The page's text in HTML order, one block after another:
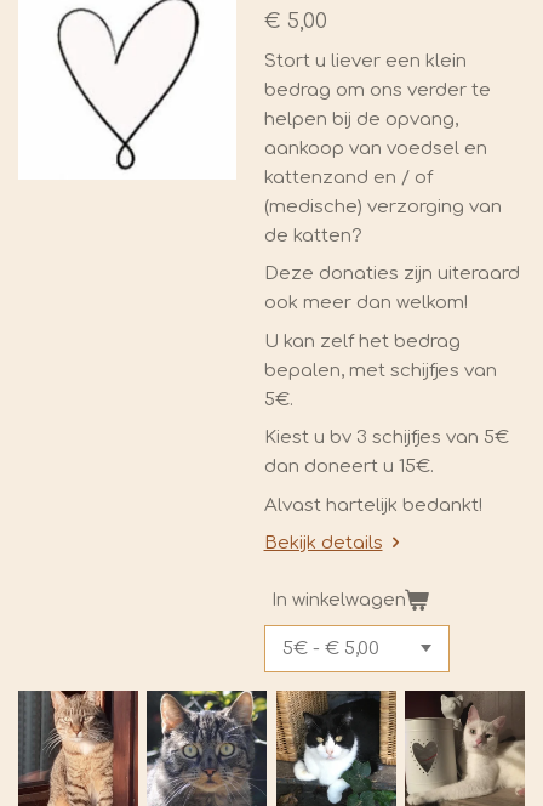
€ 5,00
Stort u liever een klein
bedrag om ons verder te
helpen bij de opvang,
aankoop van voedsel en
kattenzand en / of
(medische) verzorging van
de katten?
Deze donaties zijn uiteraard
ook meer dan welkom!
U kan zelf het bedrag
bepalen, met schijfjes van
5€.
Kiest u bv 3 schijfjes van 5€
dan doneert u 15€.
Alvast hartelijk bedankt!
Bekijk details
In winkelwagen